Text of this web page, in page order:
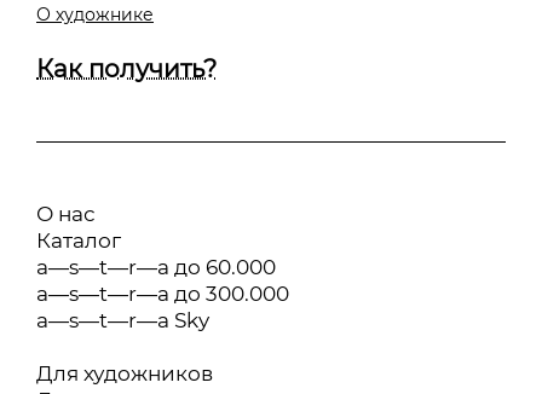
О художнике
Как получить?
О нас
Каталог
a—s—t—r—a до 60.000
a—s—t—r—a до 300.000
a—s—t—r—a Sky
Для художников